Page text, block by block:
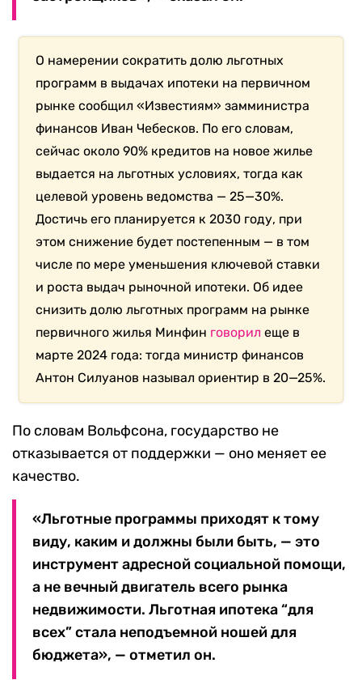
О намерении сократить долю льготных
программ в выдачах ипотеки на первичном
рынке сообщил «Известиям» замминистра
финансов Иван Чебесков. По его словам,
сейчас около 90% кредитов на новое жилье
выдается на льготных условиях, тогда как
целевой уровень ведомства — 25—30%.
Достичь его планируется к 2030 году, при
этом снижение будет постепенным — в том
числе по мере уменьшения ключевой ставки
и роста выдач рыночной ипотеки. Об идее
снизить долю льготных программ на рынке
первичного жилья Минфин говорил еще в
марте 2024 года: тогда министр финансов
Антон Силуанов называл ориентир в 20—25%.
По словам Вольфсона, государство не
отказывается от поддержки — оно меняет ее
качество.
«Льготные программы приходят к тому
виду, каким и должны были быть, — это
инструмент адресной социальной помощи,
а не вечный двигатель всего рынка
недвижимости. Льготная ипотека “для
всех” стала неподъемной ношей для
бюджета», — отметил он.